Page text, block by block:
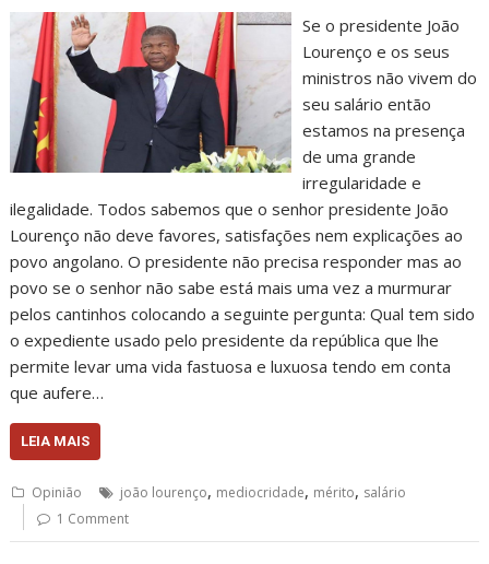
Se o presidente João
Lourenço e os seus
ministros não vivem do
seu salário então
estamos na presença
de uma grande
irregularidade e
ilegalidade. Todos sabemos que o senhor presidente João
Lourenço não deve favores, satisfações nem explicações ao
povo angolano. O presidente não precisa responder mas ao
povo se o senhor não sabe está mais uma vez a murmurar
pelos cantinhos colocando a seguinte pergunta: Qual tem sido
o expediente usado pelo presidente da república que lhe
permite levar uma vida fastuosa e luxuosa tendo em conta
que aufere…
LEIA MAIS
Opinião joão lourenço, mediocridade, mérito, salário
1 Comment